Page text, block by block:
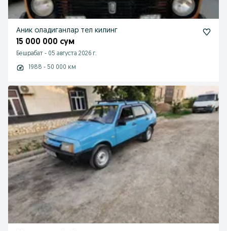
Аник оладиганлар тел килинг
15 000 000 сум
Бешрабат - 05 августа 2026 г.
1988 - 50 000 км